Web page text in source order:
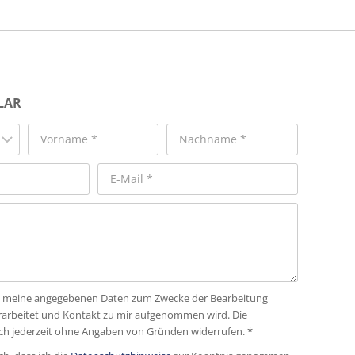
meine angegebenen Daten zum Zwecke der Bearbeitung
und Kontakt zu mir aufgenommen wird. Die
jederzeit ohne Angaben von Gründen widerrufen. *